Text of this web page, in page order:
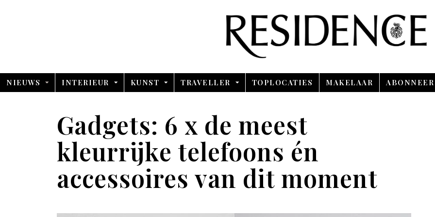
NIEUWS INTERIEUR KUNST TRAVELLER TOPLOCATIES MAKELAAR ABONNEER
Gadgets: 6 x de meest
kleurrijke telefoons én
accessoires van dit moment